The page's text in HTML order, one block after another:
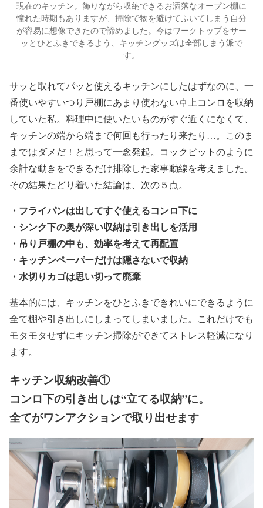
現在のキッチン。飾りながら収納できるお洒落なオープン棚に
憧れた時期もありますが、掃除で物を避けてふいてしまう自分
が容易に想像できたので諦めました。今はワークトップをサー
ッとひとふきできるよう、キッチングッズは全部しまう派で
す。
サッと取れてパッと使えるキッチンにしたはずなのに、一
番使いやすいつり戸棚にあまり使わない卓上コンロを収納
していた私。料理中に使いたいものがすぐ近くになくて、
キッチンの端から端まで何回も行ったり来たり…。このま
まではダメだ！と思って一念発起。コックピットのように
余計な動きをできるだけ排除した家事動線を考えました。
その結果たどり着いた結論は、次の５点。
・フライパンは出してすぐ使えるコンロ下に
・シンク下の奥が深い収納は引き出しを活用
・吊り戸棚の中も、効率を考えて再配置
・キッチンペーパーだけは隠さないで収納
・水切りカゴは思い切って廃棄
基本的には、キッチンをひとふきできれいにできるように
全て棚や引き出しにしまってしまいました。これだけでも
モタモタせずにキッチン掃除ができてストレス軽減になり
ます。
キッチン収納改善①
コンロ下の引き出しは“立てる収納”に。
全てがワンアクションで取り出せます